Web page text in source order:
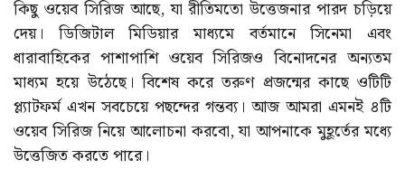
কিছু ওয়েব সিরিজ আছে, যা রীতিমতো উত্তেজনার পারদ চড়িয়ে
দেয়। ডিজিটাল মিডিয়ার মাধ্যমে বর্তমানে সিনেমা এবং
ধারাবাহিকের পাশাপাশি ওয়েব সিরিজও বিনোদনের অন্যতম
মাধ্যম হয়ে উঠেছে। বিশেষ করে তরুণ প্রজন্মের কাছে ওটিটি
প্ল্যাটফর্ম এখন সবচেয়ে পছন্দের গন্তব্য। আজ আমরা এমনই ৪টি
ওয়েব সিরিজ নিয়ে আলোচনা করবো, যা আপনাকে মুহূর্তের মধ্যে
উত্তেজিত করতে পারে।